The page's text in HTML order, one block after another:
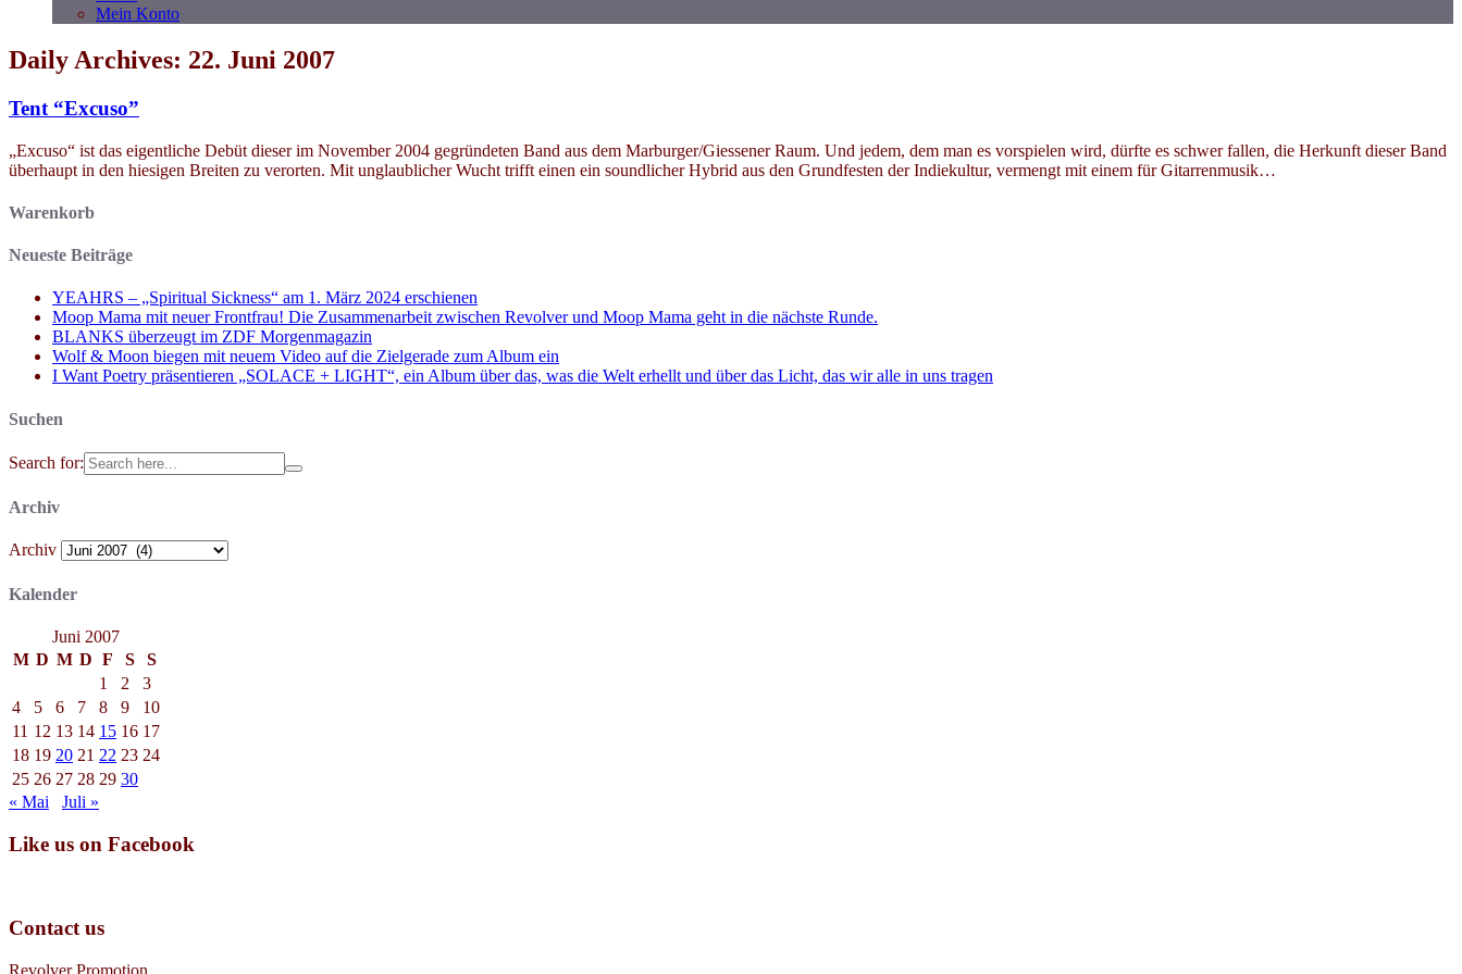
Mein Konto
Daily Archives: 22. Juni 2007
Tent “Excuso”
„Excuso“ ist das eigentliche Debüt dieser im November 2004 gegründeten Band aus dem Marburger/Giessener Raum. Und jedem, dem man es vorspielen wird, dürfte es schwer fallen, die Herkunft dieser Band
überhaupt in den hiesigen Breiten zu verorten. Mit unglaublicher Wucht trifft einen ein soundlicher Hybrid aus den Grundfesten der Indiekultur, vermengt mit einem für Gitarrenmusik…
Warenkorb
Neueste Beiträge
YEAHRS – „Spiritual Sickness“ am 1. März 2024 erschienen
Moop Mama mit neuer Frontfrau! Die Zusammenarbeit zwischen Revolver und Moop Mama geht in die nächste Runde.
BLANKS überzeugt im ZDF Morgenmagazin
Wolf & Moon biegen mit neuem Video auf die Zielgerade zum Album ein
I Want Poetry präsentieren „SOLACE + LIGHT“, ein Album über das, was die Welt erhellt und über das Licht, das wir alle in uns tragen
Suchen
Search for:
Archiv
Archiv
Kalender
Juni 2007
M D M D F S
S
1
2
3
4
5 6 7 8 9
10
11 12 13 14 15 16 17
18 19 20 21 22 23 24
25 26 27 28 29 30
« Mai
Juli »
Like us on Facebook
Contact us
Revolver Promotion